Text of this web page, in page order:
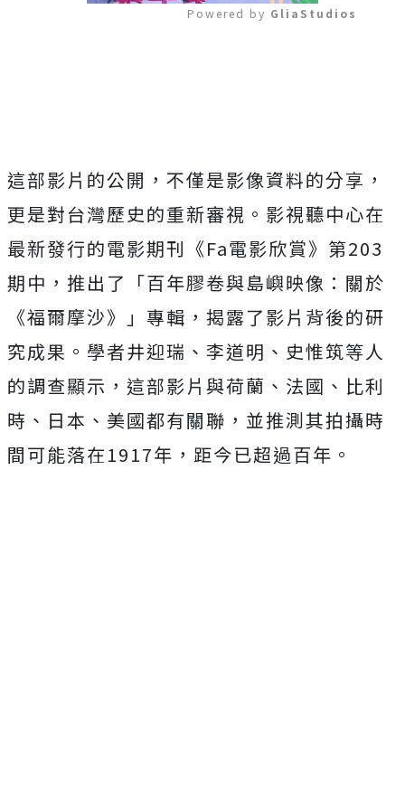
Powered by GliaStudios
這部影片的公開，不僅是影像資料的分享，
更是對台灣歷史的重新審視。影視聽中心在
最新發行的電影期刊《Fa電影欣賞》第203
期中，推出了「百年膠卷與島嶼映像：關於
《福爾摩沙》」專輯，揭露了影片背後的研
究成果。學者井迎瑞、李道明、史惟筑等人
的調查顯示，這部影片與荷蘭、法國、比利
時、日本、美國都有關聯，並推測其拍攝時
間可能落在1917年，距今已超過百年。